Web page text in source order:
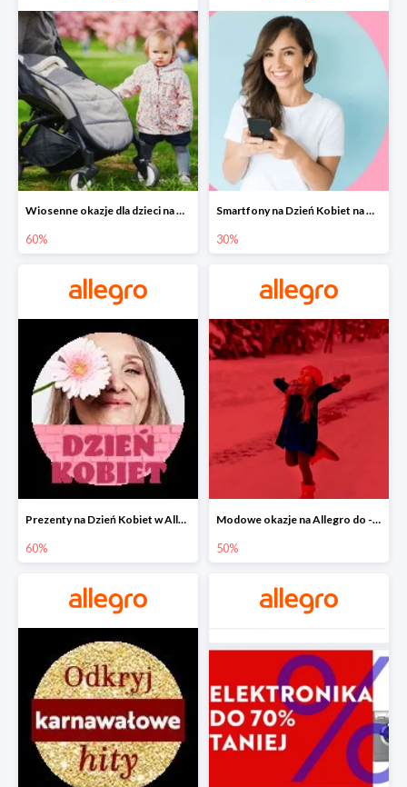
Wiosenne okazje dla dzieci na Allegro do -60%
60%
Smartfony na Dzień Kobiet na Allegro do -30%
30%
Prezenty na Dzień Kobiet w Allegro do -60%
60%
Modowe okazje na Allegro do -50%
50%